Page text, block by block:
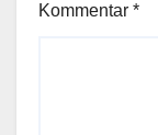
Kommentar *